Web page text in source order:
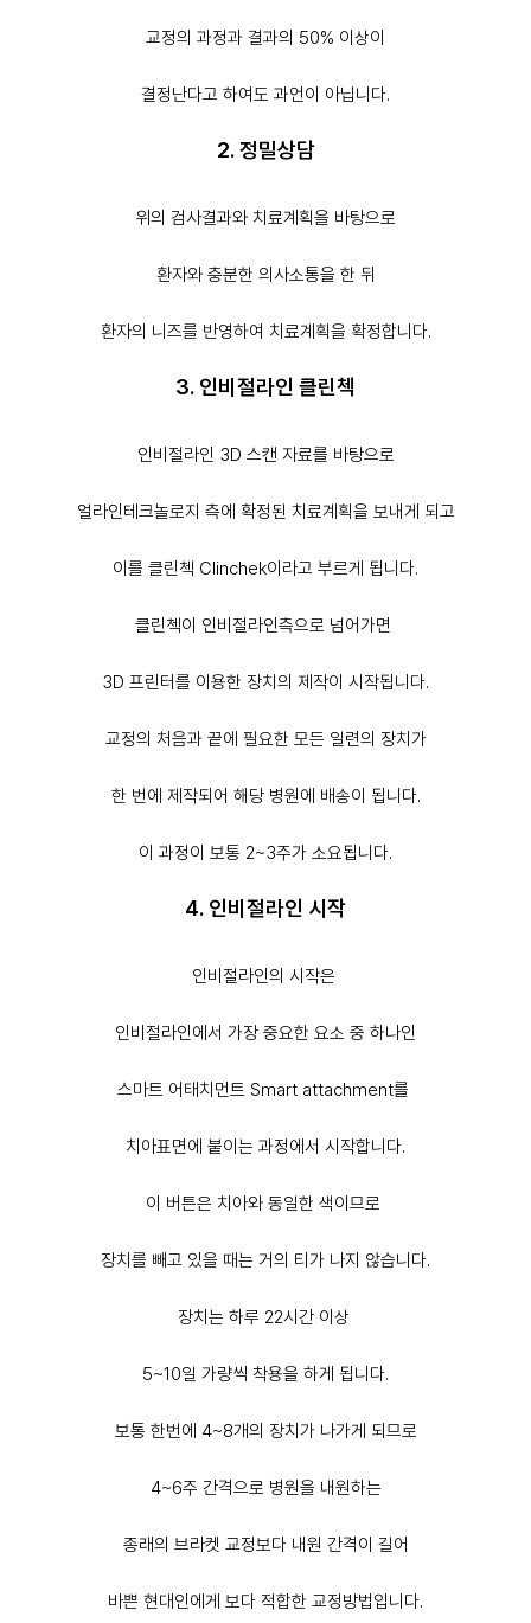
교정의 과정과 결과의 50% 이상이
결정난다고 하여도 과언이 아닙니다.
2. 정밀상담
위의 검사결과와 치료계획을 바탕으로
환자와 충분한 의사소통을 한 뒤
환자의 니즈를 반영하여 치료계획을 확정합니다.
3. 인비절라인 클린첵
인비절라인 3D 스캔 자료를 바탕으로
얼라인테크놀로지 측에 확정된 치료계획을 보내게 되고
이를 클린첵 Clinchek이라고 부르게 됩니다.
클린첵이 인비절라인측으로 넘어가면
3D 프린터를 이용한 장치의 제작이 시작됩니다.
교정의 처음과 끝에 필요한 모든 일련의 장치가
한 번에 제작되어 해당 병원에 배송이 됩니다.
이 과정이 보통 2~3주가 소요됩니다.
4. 인비절라인 시작
인비절라인의 시작은
인비절라인에서 가장 중요한 요소 중 하나인
스마트 어태치먼트 Smart attachment를
치아표면에 붙이는 과정에서 시작합니다.
이 버튼은 치아와 동일한 색이므로
장치를 빼고 있을 때는 거의 티가 나지 않습니다.
장치는 하루 22시간 이상
5~10일 가량씩 착용을 하게 됩니다.
보통 한번에 4~8개의 장치가 나가게 되므로
4~6주 간격으로 병원을 내원하는
종래의 브라켓 교정보다 내원 간격이 길어
바쁜 현대인에게 보다 적합한 교정방법입니다.